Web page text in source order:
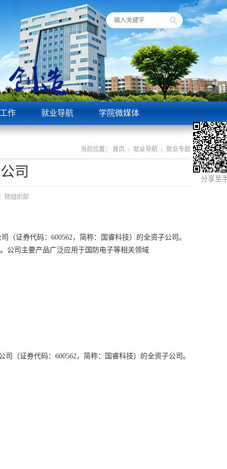
作 就业导航 学院微媒体
当前位置： 首页 就业导航 就业专题
分享至
司
院组织部
证券代码：600562，简称：国睿科技）的全资子公司。
公司主要产品广泛应用于国防电子等相关领域
（证券代码：600562，简称：国睿科技）的全资子公司。